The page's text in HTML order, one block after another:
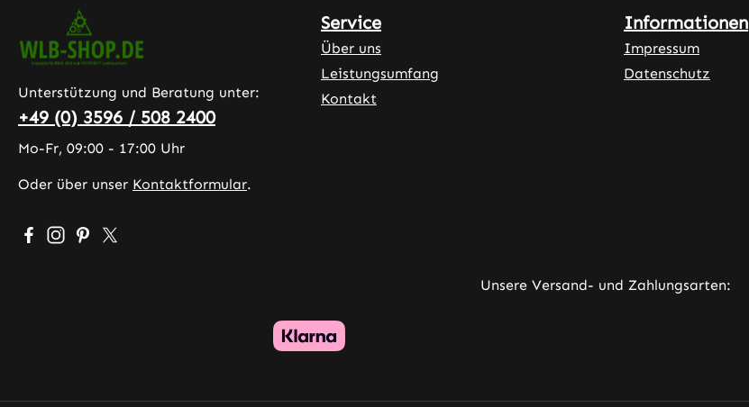
Unterstützung und Beratung unter:
+49 (0) 3596 / 508 2400
Mo-Fr, 09:00 - 17:00 Uhr
Oder über unser Kontaktformular.
Besuche uns auf Facebook – öffnet in neuem Tab (externer Link)
Schau auf Instagram vorbei – öffnet in neuem Tab (externer Link)
Lass dich auf Pinterest inspirieren – öffnet in neuem Tab (externer Link)
Folge uns auf X – öffnet in neuem Tab (externer Link)
Service
Über uns
Leistungsumfang
Kontakt
Informationen
Impressum
Datenschutz
Unsere Versand- und Zahlungsarten: